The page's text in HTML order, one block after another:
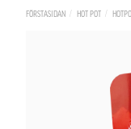
FÖRSTASIDAN HOT POT